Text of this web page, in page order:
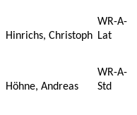
Hinrichs, Christoph
WR-A-
Lat
Höhne, Andreas
WR-A-
Std